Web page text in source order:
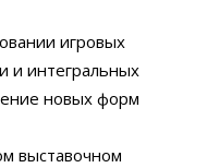
игровых
и интегральных
новых форм
выставочном